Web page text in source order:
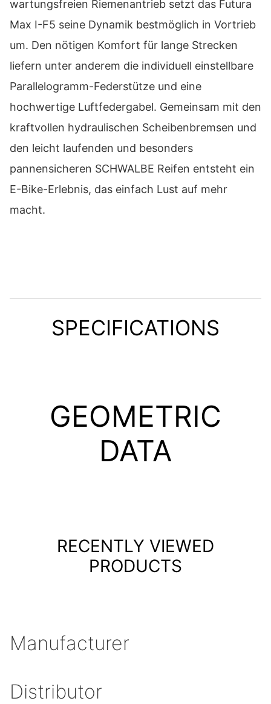
wartungsfreien Riemenantrieb setzt das Futura
Max I-F5 seine Dynamik bestmöglich in Vortrieb
um. Den nötigen Komfort für lange Strecken
liefern unter anderem die individuell einstellbare
Parallelogramm-Federstütze und eine
hochwertige Luftfedergabel. Gemeinsam mit den
kraftvollen hydraulischen Scheibenbremsen und
den leicht laufenden und besonders
pannensicheren SCHWALBE Reifen entsteht ein
E-Bike-Erlebnis, das einfach Lust auf mehr
macht.
SPECIFICATIONS
GEOMETRIC
DATA
RECENTLY VIEWED
PRODUCTS
Manufacturer
Distributor